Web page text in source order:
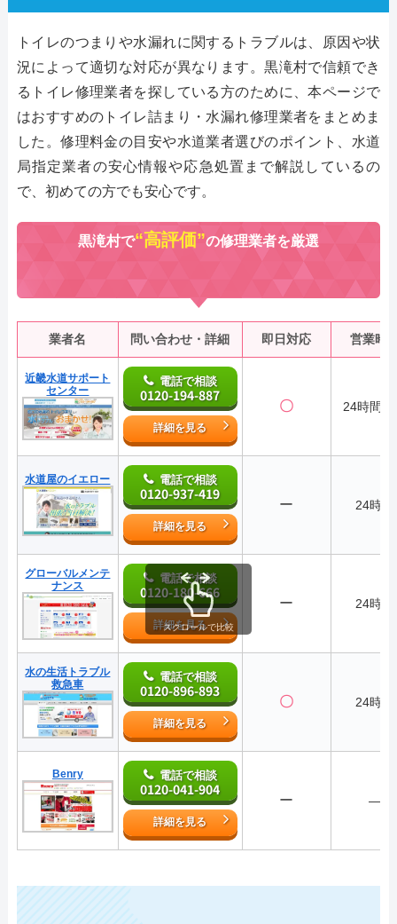
トイレのつまりや水漏れに関するトラブルは、原因や状
況によって適切な対応が異なります。黒滝村で信頼でき
るトイレ修理業者を探している方のために、本ページで
はおすすめのトイレ詰まり・水漏れ修理業者をまとめま
した。修理料金の目安や水道業者選びのポイント、水道
局指定業者の安心情報や応急処置まで解説しているの
で、初めての方でも安心です。
黒滝村で“高評価”の修理業者を厳選
業者名 問い合わせ・詳細 即日対応 営業時
近畿水道サポート
センター
電話で相談
0120-194-887
詳細を見る
〇 24時間
水道屋のイエロー 電話で相談
0120-937-419
詳細を見る
ー 24時間
グローバルメンテ
ナンス
電話で相談
0120-180-666
詳細を見る
ー 24時間
水の生活トラブル
救急車
電話で相談
0120-896-893
詳細を見る
〇 24時間
Benry 電話で相談
0120-041-904
詳細を見る
ー ―
スクロールで比較